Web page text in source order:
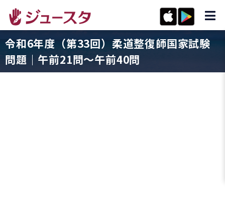
令和6年度（第33回）柔道整復師国家試験
問題｜午前21問〜午前40問